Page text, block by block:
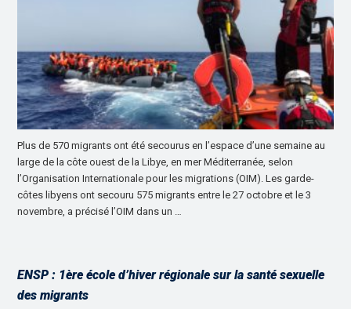
Plus de 570 migrants ont été secourus en l’espace d’une semaine au
large de la côte ouest de la Libye, en mer Méditerranée, selon
l’Organisation Internationale pour les migrations (OIM). Les garde-
côtes libyens ont secouru 575 migrants entre le 27 octobre et le 3
novembre, a précisé l’OIM dans un …
ENSP : 1ère école d’hiver régionale sur la santé sexuelle
des migrants